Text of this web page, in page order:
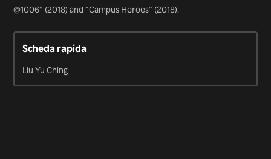
@1006” (2018) and “Campus Heroes” (2018).
Scheda rapida
Liu Yu Ching